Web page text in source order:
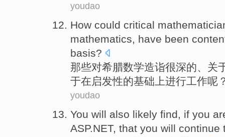
youdao
How could critical
mathematics, have been
basis?
那些对希腊数学造诣很深的、关
于在启发性的基础上进行工作呢
youdao
You will also likely find if you
ASP.NET, that you will continue